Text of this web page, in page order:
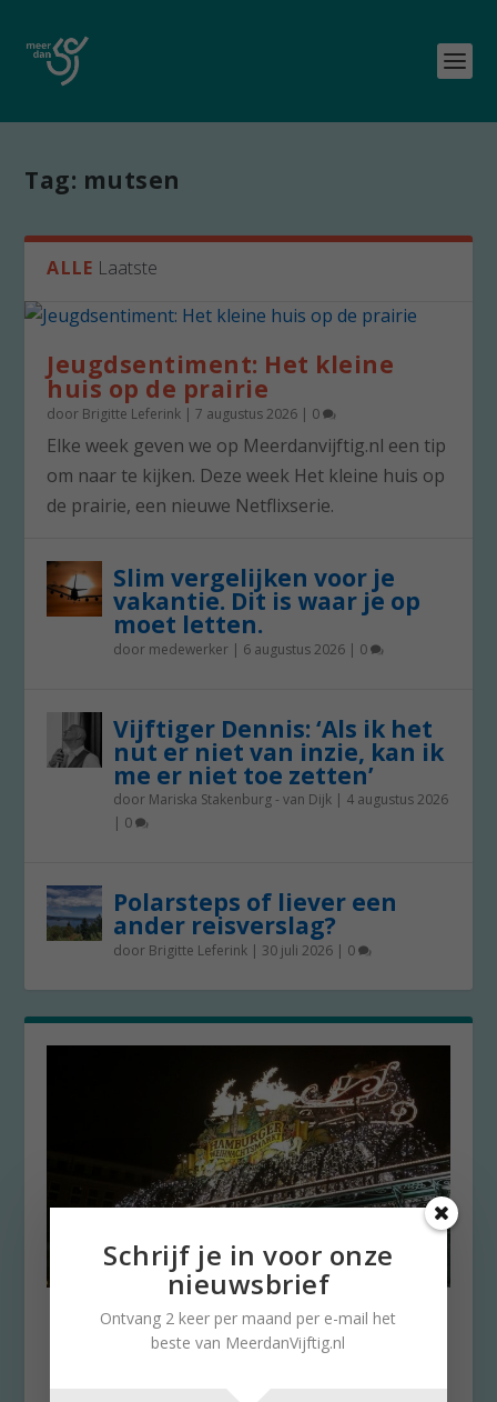
Tag: mutsen
ALLE Laatste
Jeugdsentiment: Het kleine
huis op de prairie
door Brigitte Leferink |7 augustus 2026 | 0
Elke week geven we op Meerdanvijftig.nl een tip
om naar te kijken. Deze week Het kleine huis op
de prairie, een nieuwe Netflixserie.
Slim vergelijken voor je
vakantie. Dit is waar je op
moet letten.
door medewerker | 6 augustus 2026 | 0
Vijftiger Dennis: ‘Als ik het
nut er niet van inzie, kan ik
me er niet toe zetten’
door Mariska Stakenburg - van Dijk | 4 augustus 2026
| 0
Polarsteps of liever een
ander reisverslag?
door Brigitte Leferink | 30 juli 2026 | 0
Kerstmarkt voor warm gevoel
in december
Schrijf je in voor onze
nieuwsbrief
Ontvang 2 keer per maand per e-mail het
beste van MeerdanVijftig.nl